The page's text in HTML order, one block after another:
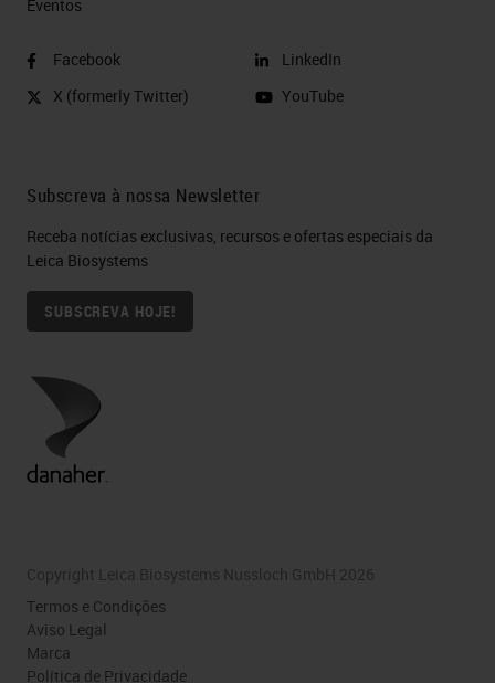
Eventos
Facebook
X (formerly Twitter)
LinkedIn
YouTube
Subscreva à nossa Newsletter
Receba notícias exclusivas, recursos e ofertas especiais da
Leica Biosystems
SUBSCREVA HOJE!
Copyright Leica Biosystems Nussloch GmbH 2026
Termos e Condições
Aviso Legal
Marca
Política de Privacidade